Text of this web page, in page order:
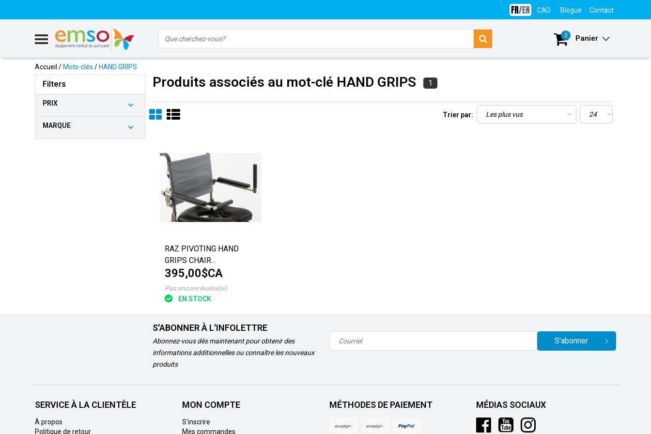
CAD Blogue Contact
0 Panier
Accueil /Mots-clés /HAND GRIPS
Filters
PRIX
MARQUE
Produits associés au mot-clé HAND GRIPS 1
Trier par:
RAZ PIVOTING HAND
GRIPS CHAIR
ACCESSORIES
395,00$CA
Pas encore évalué(e)
EN STOCK
S'ABONNER À L'INFOLETTRE
Abonnez-vous dès maintenant pour obtenir des
informations additionnelles ou connaître les nouveaux
produits
S'abonner
SERVICE À LA CLIENTÈLE
À propos
Politique de retour
MON COMPTE
S'inscrire
Mes commandes
MÉTHODES DE PAIEMENT MÉDIAS SOCIAUX